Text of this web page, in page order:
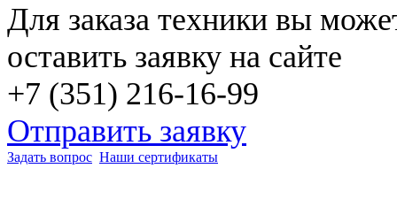
Для заказа техники вы
оставить заявку на сайте
+7 (351) 216-16-99
Отправить заявку
Задать вопрос Наши сертификаты